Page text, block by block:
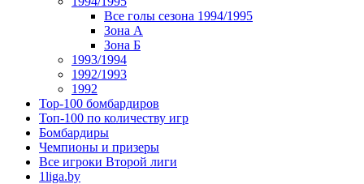
Все голы сезона 1994/1995
Зона А
Зона Б
1993/1994
1992/1993
1992
Top-100 бомбардиров
Топ-100 по количеству игр
Бомбардиры
Чемпионы и призеры
Все игроки Второй лиги
1liga.by